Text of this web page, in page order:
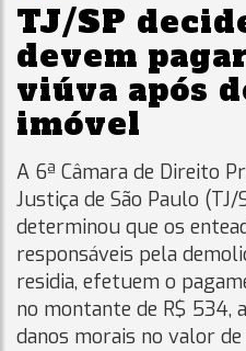
TJ/SP
devem
viúva após
imóvel
A 6ª Câmara de Direito
Justiça de São Paulo
determinou que os
responsáveis pela
residia, efetuem o
no montante de R$ 534,
danos morais no valor